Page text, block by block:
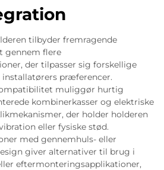
tilbyder fremragende
gennem flere
der tilpasser sig forskellige
præferencer.
muliggør hurtig
kombinerkasser og elektriske
der holder holderen
eller fysiske stød.
med gennemhuls- eller
giver alternativer til brug i
eftermonteringsapplikationer,